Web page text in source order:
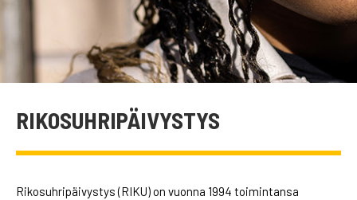
RIKOSUHRIPÄIVYSTYS
Rikosuhripäivystys (RIKU) on vuonna 1994 toimintansa